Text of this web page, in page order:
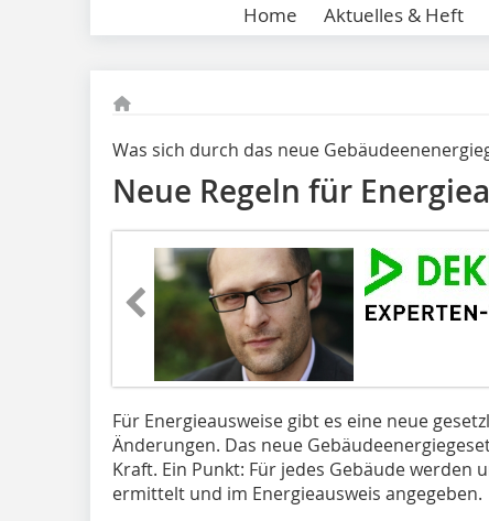
Home Aktuelles & Heft
Was sich durch das neue
Neue Regeln für
Für Energieausweise gibt es eine neue
Änderungen. Das neue
Kraft. Ein Punkt: Für jedes Gebäude werden
ermittelt und im Energieausweis angegeben.